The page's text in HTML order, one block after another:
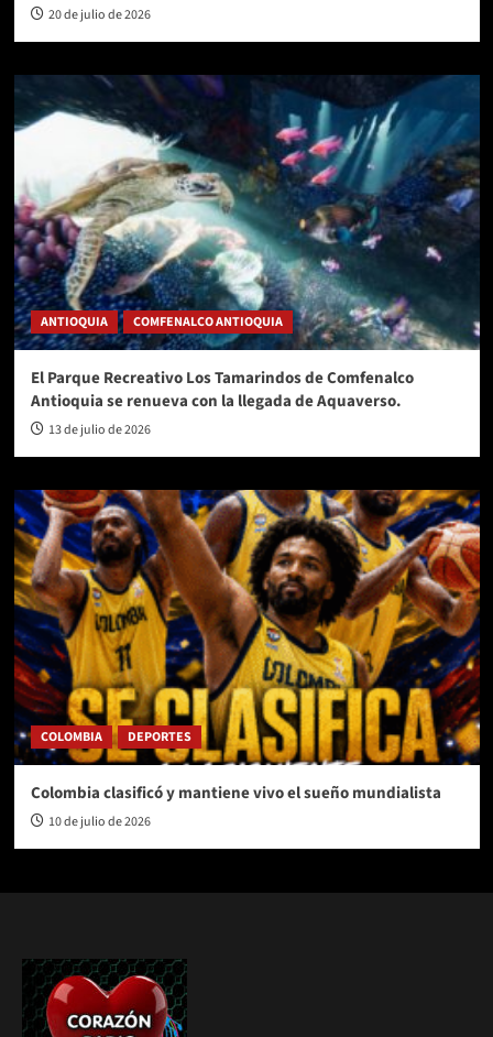
20 de julio de 2026
ANTIOQUIA COMFENALCO ANTIOQUIA
El Parque Recreativo Los Tamarindos de Comfenalco
Antioquia se renueva con la llegada de Aquaverso.
13 de julio de 2026
COLOMBIA DEPORTES
Colombia clasificó y mantiene vivo el sueño mundialista
10 de julio de 2026